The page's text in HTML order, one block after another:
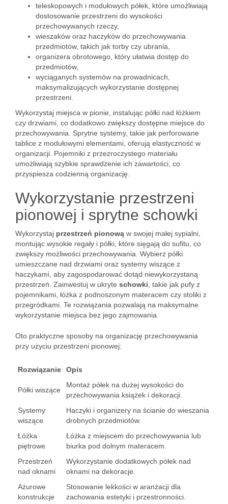
teleskopowych i modułowych półek, które umożliwiają
dostosowanie przestrzeni do wysokości
przechowywanych rzeczy,
wieszaków oraz haczyków do przechowywania
przedmiotów, takich jak torby czy ubrania,
organizera obrotowego, który ułatwia dostęp do
przedmiotów,
wyciąganych systemów na prowadnicach,
maksymalizujących wykorzystanie dostępnej
przestrzeni.
Wykorzystaj miejsca w pionie, instalując półki nad łóżkiem
czy drzwiami, co dodatkowo zwiększy dostępne miejsce do
przechowywania. Sprytne systemy, takie jak perforowane
tablice z modułowymi elementami, oferują elastyczność w
organizacji. Pojemniki z przezroczystego materiału
umożliwiają szybkie sprawdzenie ich zawartości, co
przyspiesza codzienną organizację.
Wykorzystanie przestrzeni
pionowej i sprytne schowki
Wykorzystaj przestrzeń pionową w swojej małej sypialni,
montując wysokie regały i półki, które sięgają do sufitu, co
zwiększy możliwości przechowywania. Wybierz półki
umieszczane nad drzwiami oraz systemy wiszące z
haczykami, aby zagospodarować dotąd niewykorzystaną
przestrzeń. Zainwestuj w ukryte schowki , takie jak pufy z
pojemnikami, łóżka z podnoszonym materacem czy stoliki z
przegródkami. Te rozwiązania pozwalają na maksymalne
wykorzystanie miejsca bez jego zajmowania.
Oto praktyczne sposoby na organizację przechowywania
przy użyciu przestrzeni pionowej:
Rozwiązanie Opis
Półki wiszące
Montaż półek na dużej wysokości do
przechowywania książek i dekoracji.
Systemy
wiszące
Haczyki i organizery na ścianie do wieszania
drobnych przedmiotów.
Łóżka
piętrowe
Łóżka z miejscem do przechowywania lub
biurka pod dolnym materacem.
Przestrzeń
nad oknami
Wykorzystanie dodatkowych półek nad
oknami na dekoracje.
Ażurowe
konstrukcje
Stosowanie lekkości w aranżacji dla
zachowania estetyki i przestronności.